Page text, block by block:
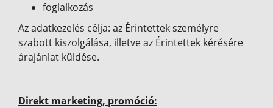
foglalkozás
Az adatkezelés célja: az Érintettek személyre
szabott kiszolgálása, illetve az Érintettek kérésére
árajánlat küldése.
Direkt marketing, promóció: